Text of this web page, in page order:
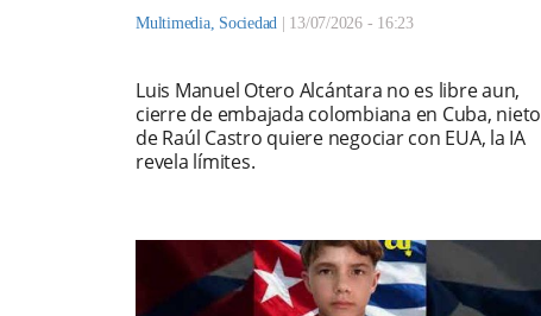
Multimedia, Sociedad 13/07/2026 - 16:23
Luis Manuel Otero Alcántara no es libre aun,
cierre de embajada colombiana en Cuba, nieto
de Raúl Castro quiere negociar con EUA, la IA
revela límites.